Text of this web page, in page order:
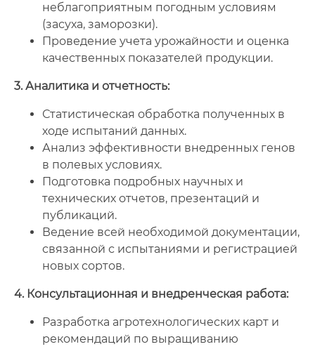
неблагоприятным погодным условиям
(засуха, заморозки).
Проведение учета урожайности и оценка
качественных показателей продукции.
3. Аналитика и отчетность:
Статистическая обработка полученных в
ходе испытаний данных.
Анализ эффективности внедренных генов
в полевых условиях.
Подготовка подробных научных и
технических отчетов, презентаций и
публикаций.
Ведение всей необходимой документации,
связанной с испытаниями и регистрацией
новых сортов.
4. Консультационная и внедренческая работа:
Разработка агротехнологических карт и
рекомендаций по выращиванию